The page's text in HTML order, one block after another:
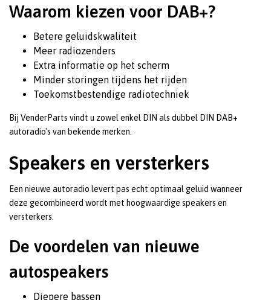
Waarom kiezen voor DAB+?
Betere geluidskwaliteit
Meer radiozenders
Extra informatie op het scherm
Minder storingen tijdens het rijden
Toekomstbestendige radiotechniek
Bij VenderParts vindt u zowel enkel DIN als dubbel DIN DAB+
autoradio's van bekende merken.
Speakers en versterkers
Een nieuwe autoradio levert pas echt optimaal geluid wanneer
deze gecombineerd wordt met hoogwaardige speakers en
versterkers.
De voordelen van nieuwe
autospeakers
Diepere bassen